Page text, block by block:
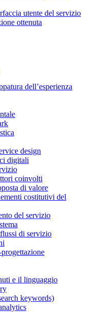
utente del servizio
ottenuta
dell’esperienza
design
digitali
coinvolti
di valore
costitutivi del
del servizio
di servizio
e il linguaggio
keywords)